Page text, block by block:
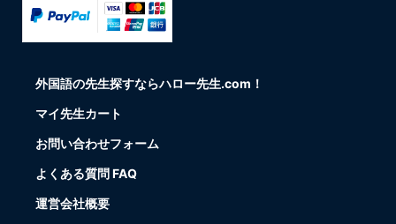
外国語の先生探すならハロー先生.com！
マイ先生カート
お問い合わせフォーム
よくある質問 FAQ
運営会社概要